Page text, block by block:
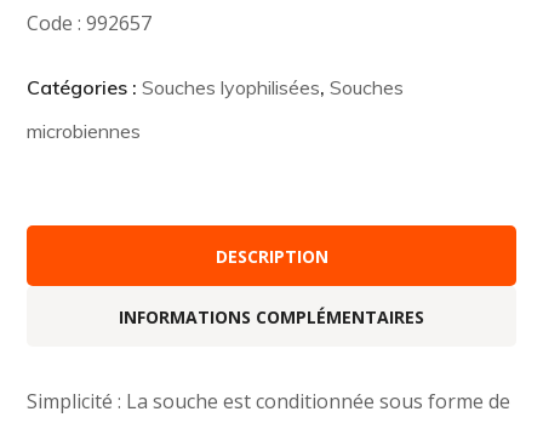
Code : 992657
Catégories :Souches lyophilisées,Souches
microbiennes
DESCRIPTION
INFORMATIONS COMPLÉMENTAIRES
Simplicité : La souche est conditionnée sous forme de